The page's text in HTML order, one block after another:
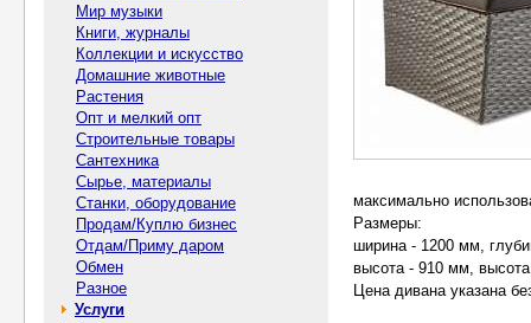
Мир музыки
Книги, журналы
Коллекции и искусство
Домашние животные
Растения
Опт и мелкий опт
Строительные товары
Сантехника
Сырье, материалы
Станки, оборудование
Продам/Куплю бизнес
Отдам/Приму даром
Обмен
Разное
Услуги
максимально
Размеры:
ширина - 1200 мм,
высота - 910 мм,
Цена дивана указана